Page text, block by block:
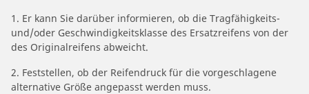
1. Er kann Sie darüber informieren, ob die Tragfähigkeits-
und/oder Geschwindigkeitsklasse des Ersatzreifens von der
des Originalreifens abweicht.
2. Feststellen, ob der Reifendruck für die vorgeschlagene
alternative Größe angepasst werden muss.